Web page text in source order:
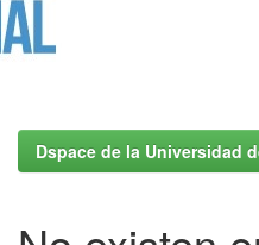
Dspace de la Universidad